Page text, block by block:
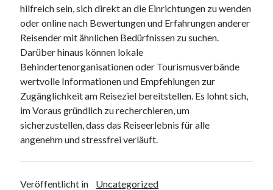
hilfreich sein, sich direkt an die Einrichtungen zu wenden
oder online nach Bewertungen und Erfahrungen anderer
Reisender mit ähnlichen Bedürfnissen zu suchen.
Darüber hinaus können lokale
Behindertenorganisationen oder Tourismusverbände
wertvolle Informationen und Empfehlungen zur
Zugänglichkeit am Reiseziel bereitstellen. Es lohnt sich,
im Voraus gründlich zu recherchieren, um
sicherzustellen, dass das Reiseerlebnis für alle
angenehm und stressfrei verläuft.
Veröffentlicht in Uncategorized